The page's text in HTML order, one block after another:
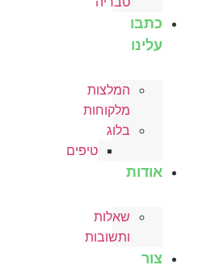
כתבו
עלינו
המלצות
מלקוחות
בלוג
טיפים
אודות
שאלות
ותשובות
צור